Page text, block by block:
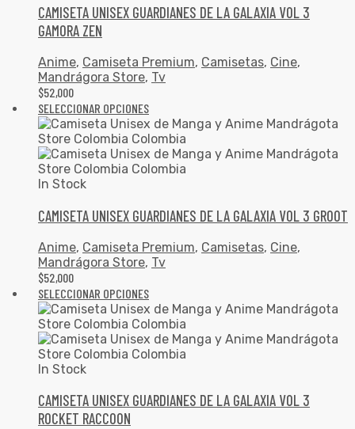
CAMISETA UNISEX GUARDIANES DE LA GALAXIA VOL 3
GAMORA ZEN
Anime, Camiseta Premium, Camisetas, Cine,
Mandrágora Store, Tv
$52,000
SELECCIONAR OPCIONES
In Stock
CAMISETA UNISEX GUARDIANES DE LA GALAXIA VOL 3 GROOT
Anime, Camiseta Premium, Camisetas, Cine,
Mandrágora Store, Tv
$52,000
SELECCIONAR OPCIONES
In Stock
CAMISETA UNISEX GUARDIANES DE LA GALAXIA VOL 3
ROCKET RACCOON